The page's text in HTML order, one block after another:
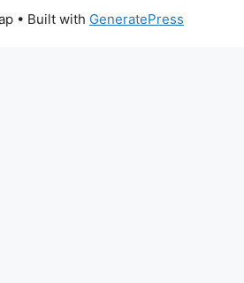
• Built with GeneratePress